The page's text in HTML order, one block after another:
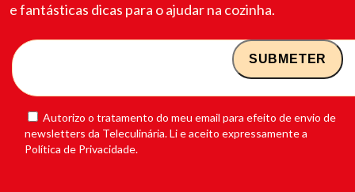
e fantásticas dicas para o ajudar na cozinha.
Autorizo o tratamento do meu email para efeito de envio de
newsletters da Teleculinária. Li e aceito expressamente a
Política de Privacidade.